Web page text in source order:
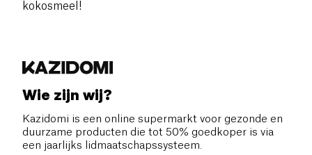
kokosmeel!
Wie zijn wij?
Kazidomi is een online supermarkt voor gezonde en
duurzame producten die tot 50% goedkoper is via
een jaarlijks lidmaatschapssysteem.